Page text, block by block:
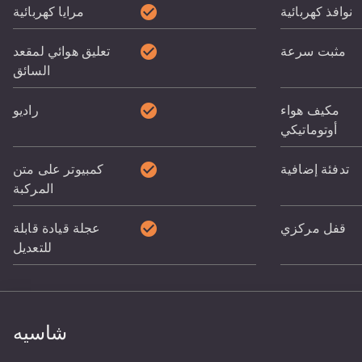
مرايا كهربائية check_circle نوافذ كهربائية
تعليق هوائي لمقعد
السائق
check_circle مثبت سرعة
راديو check_circle
مكيف هواء
أوتوماتيكي
كمبيوتر على متن
المركبة
check_circle تدفئة إضافية
عجلة قيادة قابلة
للتعديل
check_circle قفل مركزي
شاسيه